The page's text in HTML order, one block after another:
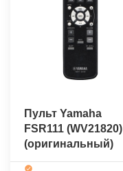
Пульт Yamaha
FSR111 (WV21820)
(оригинальный)